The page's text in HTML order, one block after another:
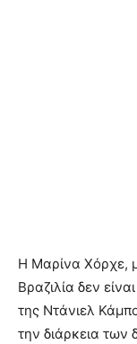
Η Μαρίνα Χόρχε,
Βραζιλία δεν
της Ντάνιελ
την διάρκεια